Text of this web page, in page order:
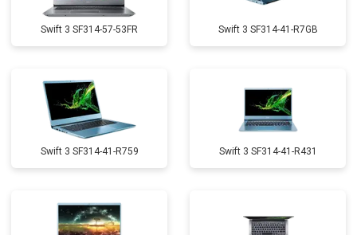
Swift 3 SF314-57-53FR Swift 3 SF314-41-R7GB
Swift 3 SF314-41-R759 Swift 3 SF314-41-R431